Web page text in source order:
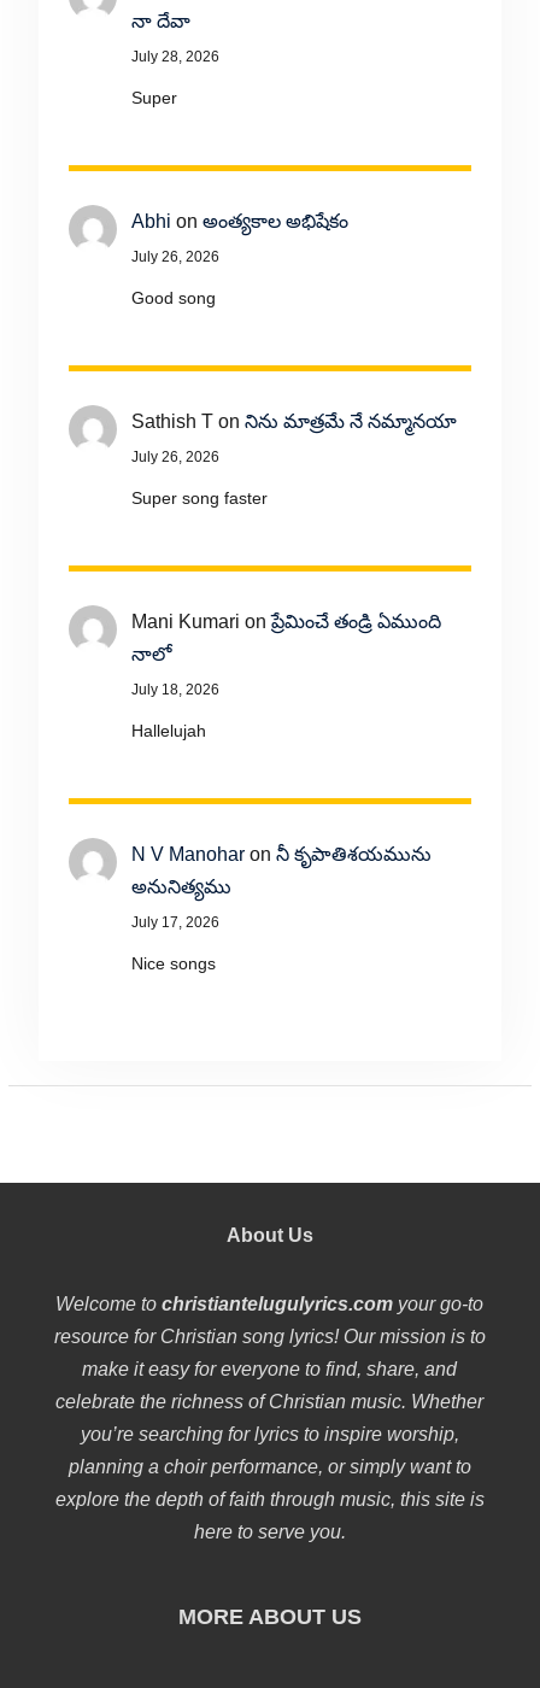
నా దేవా
July 28, 2026
Super
Abhi on అంత్యకాల అభిషేకం
July 26, 2026
Good song
Sathish Ton నిను మాత్రమే నే నమ్మానయా
July 26, 2026
Super song faster
Mani Kumari onప్రేమించే తండ్రి ఏముంది
నాలో
July 18, 2026
Hallelujah
N V Manoharon నీ కృపాతిశయమును
అనునిత్యము
July 17, 2026
Nice songs
About Us
Welcome tochristiantelugulyrics.com your go-to
resource for Christian song lyrics! Our mission is to
make it easy for everyone to find, share, and
celebrate the richness of Christian music. Whether
you’re searching for lyrics to inspire worship,
planning a choir performance, or simply want to
explore the depth of faith through music, this site is
here to serve you.
MORE ABOUT US